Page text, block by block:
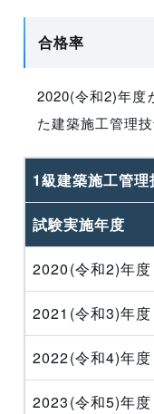
合格率
2020(令和2)年度
た建築施工管理
1級建築施工管
試験実施年度
2020(令和2)年度
2021(令和3)年度
2022(令和4)年度
2023(令和5)年度